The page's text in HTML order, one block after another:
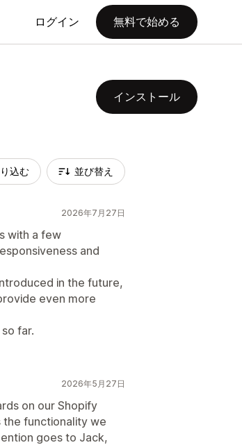
ログイン 無料で始める
インストール
込む 並び替え
2026年7月27日
with a few
and
in the future,
even more
far.
2026年5月27日
on our Shopify
the functionality we
goes to Jack,